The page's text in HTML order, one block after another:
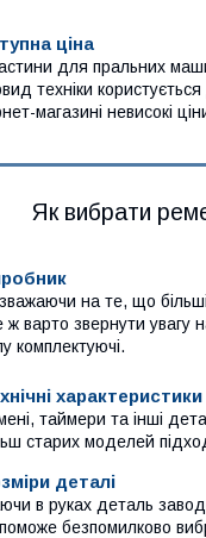
ціна
для пральних
техніки
магазині невисокі
Як вибрати
на те, що
ж варто звернути увагу
комплектуючі.
характеристики
таймери та інші
старих моделей
деталі
в руках деталь
безпомилково